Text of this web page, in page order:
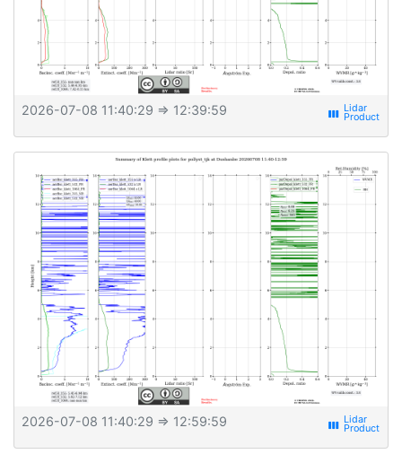
2026-07-08 11:40:29 ⇒ 12:39:59 view_week
2026-07-08 11:40:29 ⇒ 12:59:59 view_week